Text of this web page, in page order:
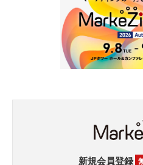
新規会員登録